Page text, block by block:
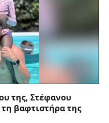
της, Στέφανου
βαφτιστήρα της